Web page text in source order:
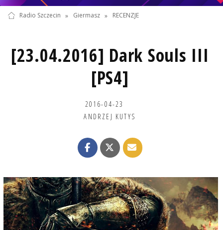
Radio Szczecin » Giermasz » RECENZJE
[23.04.2016] Dark Souls III
[PS4]
2016-04-23
ANDRZEJ KUTYS